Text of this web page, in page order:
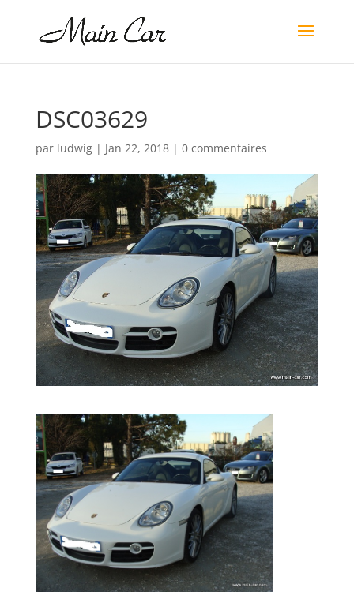
DSC03629
par ludwig| Jan 22, 2018| 0 commentaires